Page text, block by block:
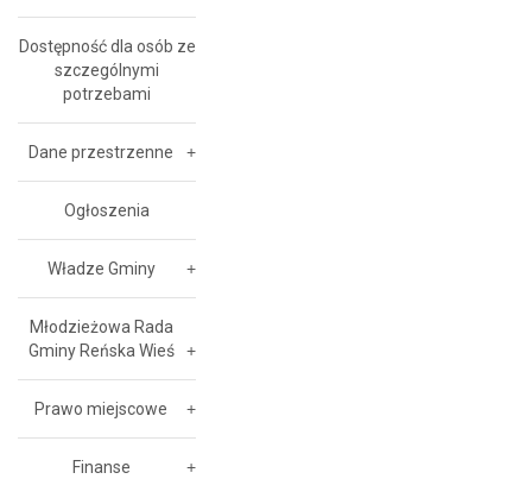
Dostępność dla osób ze
szczególnymi
potrzebami
Dane przestrzenne
Ogłoszenia
Władze Gminy
Młodzieżowa Rada
Gminy Reńska Wieś
Prawo miejscowe
Finanse